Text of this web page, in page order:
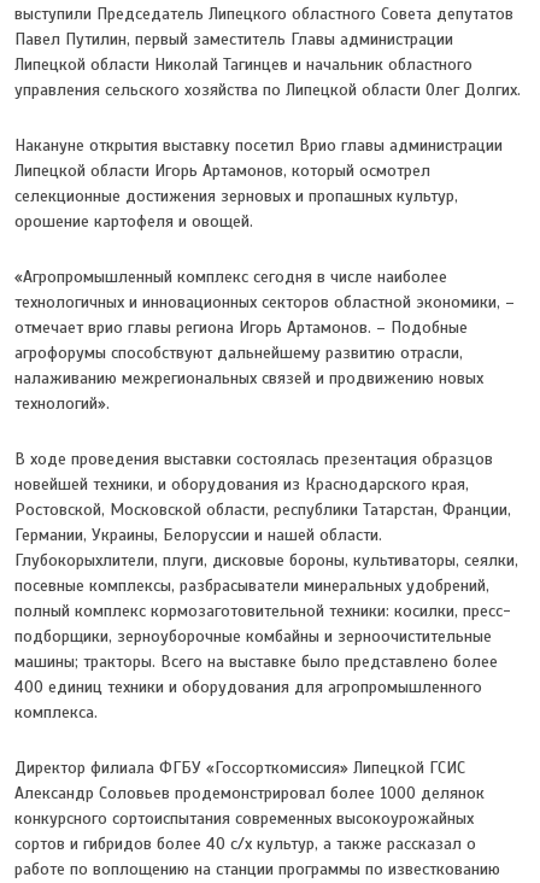
выступили Председатель Липецкого областного Совета депутатов
Павел Путилин, первый заместитель Главы администрации
Липецкой области Николай Тагинцев и начальник областного
управления сельского хозяйства по Липецкой области Олег Долгих.
Накануне открытия выставку посетил Врио главы администрации
Липецкой области Игорь Артамонов, который осмотрел
селекционные достижения зерновых и пропашных культур,
орошение картофеля и овощей.
«Агропромышленный комплекс сегодня в числе наиболее
технологичных и инновационных секторов областной экономики, –
отмечает врио главы региона Игорь Артамонов. – Подобные
агрофорумы способствуют дальнейшему развитию отрасли,
налаживанию межрегиональных связей и продвижению новых
технологий».
В ходе проведения выставки состоялась презентация образцов
новейшей техники, и оборудования из Краснодарского края,
Ростовской, Московской области, республики Татарстан, Франции,
Германии, Украины, Белоруссии и нашей области.
Глубокорыхлители, плуги, дисковые бороны, культиваторы, сеялки,
посевные комплексы, разбрасыватели минеральных удобрений,
полный комплекс кормозаготовительной техники: косилки, пресс-
подборщики, зерноуборочные комбайны и зерноочистительные
машины; тракторы. Всего на выставке было представлено более
400 единиц техники и оборудования для агропромышленного
комплекса.
Директор филиала ФГБУ «Госсорткомиссия» Липецкой ГСИС
Александр Соловьев продемонстрировал более 1000 делянок
конкурсного сортоиспытания современных высокоурожайных
сортов и гибридов более 40 с/х культур, а также рассказал о
работе по воплощению на станции программы по известкованию